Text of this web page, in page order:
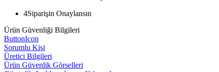
4Siparişin Onaylansın
Ürün Güvenliği Bilgileri
ButtonIcon
Sorumlu Kişi
Üretici Bilgileri
Ürün Güvenlik Görselleri